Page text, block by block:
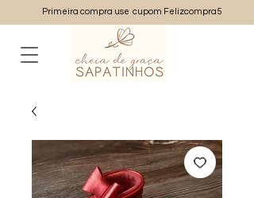
Primeira compra use cupom Felizcompra5